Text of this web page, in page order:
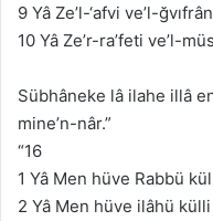
9 Yâ Ze’l-‘afvi ve’l-ğvıfrân
10 Yâ Ze’r-ra’feti ve’l-
Sübhâneke lâ ilahe illâ
mine’n-nâr.”
“16
1 Yâ Men hüve Rabbü
2 Yâ Men hüve ilâhü külli